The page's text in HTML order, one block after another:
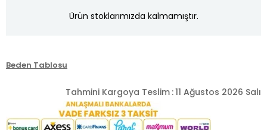
Ürün stoklarımızda kalmamıştır.
Beden Tablosu
Tahmini Kargoya Teslim :11 Ağustos 2026 Salı